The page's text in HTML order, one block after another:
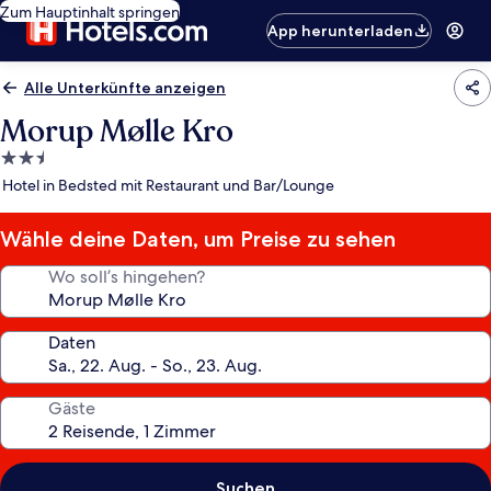
Zum Hauptinhalt springen
App herunterladen
Alle Unterkünfte anzeigen
Morup Mølle Kro
2.5-
Sterne-
Hotel in Bedsted mit Restaurant und Bar/Lounge
Wähle deine Daten, um Preise zu sehen
Wo soll’s hingehen?
Daten
Gäste